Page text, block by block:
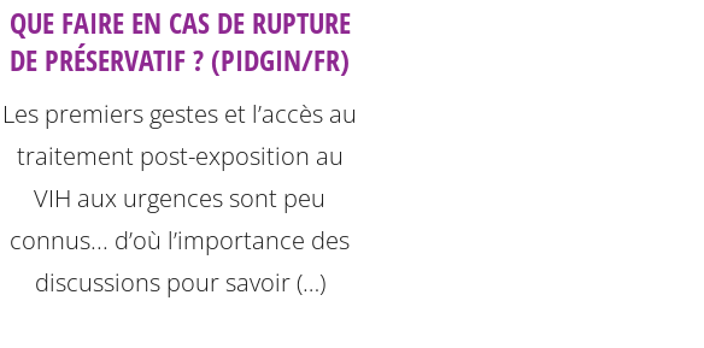
QUE FAIRE EN CAS DE RUPTURE
DE PRÉSERVATIF ? (PIDGIN/FR)
Les premiers gestes et l’accès au
traitement post-exposition au
VIH aux urgences sont peu
connus... d’où l’importance des
discussions pour savoir (…)